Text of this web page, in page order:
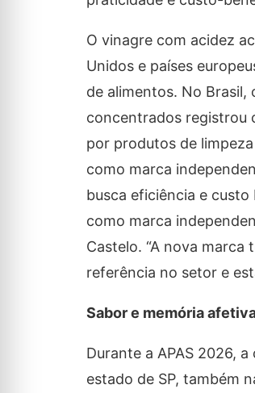
O vinagre com acidez
Unidos e países
de alimentos. No Brasil,
concentrados registrou
por produtos de
como marca
busca eficiência e custo
como marca
Castelo. “A nova
referência no setor e
Sabor e memória
Durante a APAS 2026,
estado de SP, também